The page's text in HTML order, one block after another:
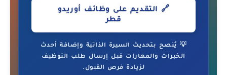
🔗 التقديم على وظائف أوريدو
قطر
💡 يُنصح بتحديث السيرة الذاتية وإضافة أحدث
الخبرات والمهارات قبل إرسال طلب التوظيف
لزيادة فرص القبول.